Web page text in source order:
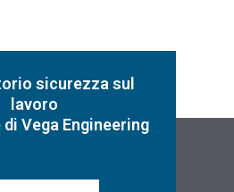
sicurezza sul
lavoro
Vega Engineering